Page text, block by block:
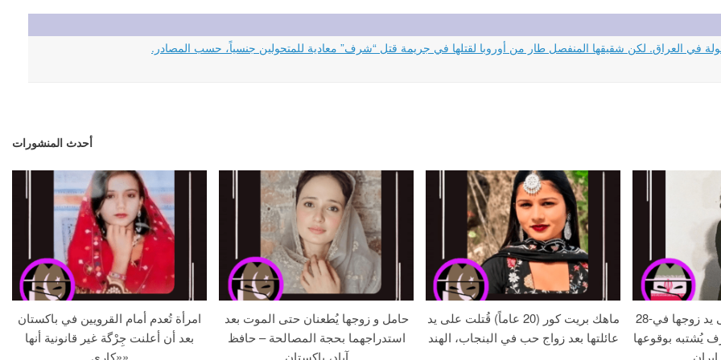
أحدث المنشورات
امرأة تُعدم أمام القرويين في باكستان
بعد أن أعلنت جِرْگة غير قانونية أنها
«كاري»
حامل و زوجها يُطعنان حتى الموت بعد
استدراجهما بحجة المصالحة – حافظ
آباد، باكستان
ماهك بريت كور (20 عاماً) قُتلت على يد
عائلتها بعد زواج حب في البنجاب، الهند
28-عامًا زهره خُنقت على يد زوجها في
يُشتبه بوقوعها